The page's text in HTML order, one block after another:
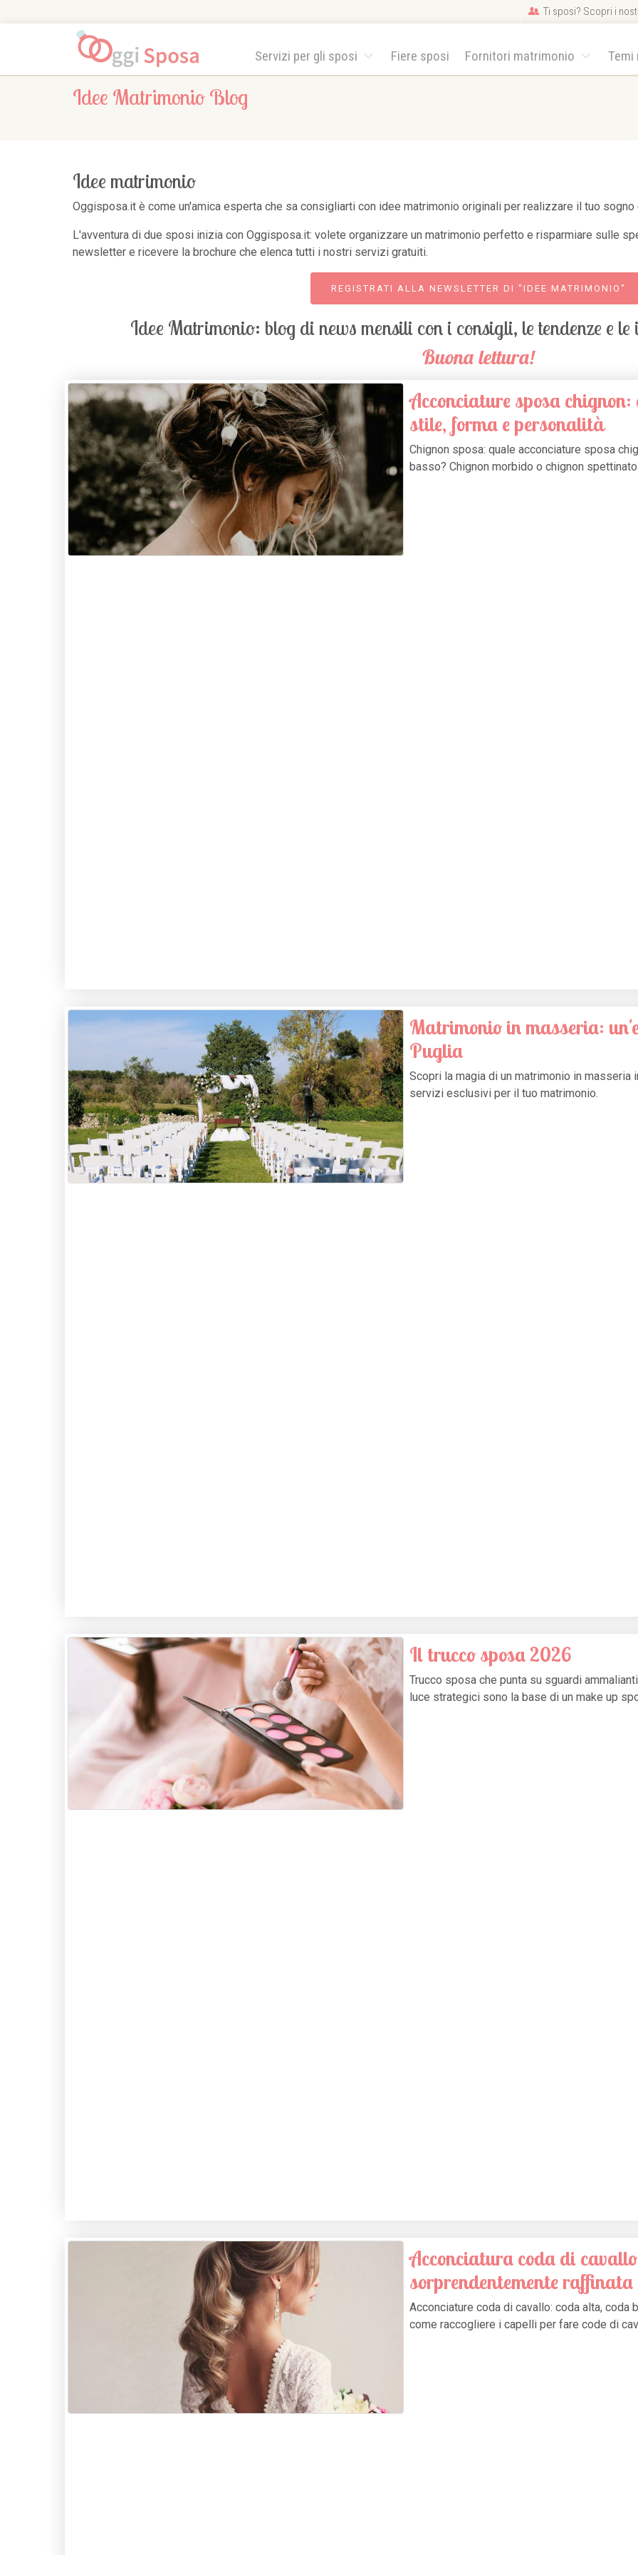
Ti sposi? Scopri i
Servizi per gli sposi Fiere sposi Fornitori matrimonio Temi
Idee Matrimonio Blog
Idee matrimonio
Oggisposa.it è come un'amica esperta che sa consigliarti con idee matrimonio originali per realizzare il tuo
L'avventura di due sposi inizia con Oggisposa.it: volete organizzare un matrimonio perfetto e risparmiare sulle
newsletter e ricevere la brochure che elenca tutti i nostri servizi gratuiti.
REGISTRATI ALLA NEWSLETTER DI "IDEE MATRIMONIO"
Idee Matrimonio: blog di news mensili con i consigli, le tendenze e
Buona lettura!
Acconciature sposa
stile, forma e personalità
Chignon sposa: quale acconciature sposa
basso? Chignon morbido o chignon
Matrimonio in masseria:
Puglia
Scopri la magia di un matrimonio in masseria
servizi esclusivi per il tuo matrimonio.
Il trucco sposa 2026
Trucco sposa che punta su sguardi
luce strategici sono la base di un make up
Acconciatura coda di
sorprendentemente raffinata
Acconciature coda di cavallo: coda alta, coda
come raccogliere i capelli per fare code di